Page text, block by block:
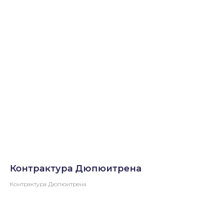
Контрактура Дюпюитрена
Контрактура Дюпюитрена